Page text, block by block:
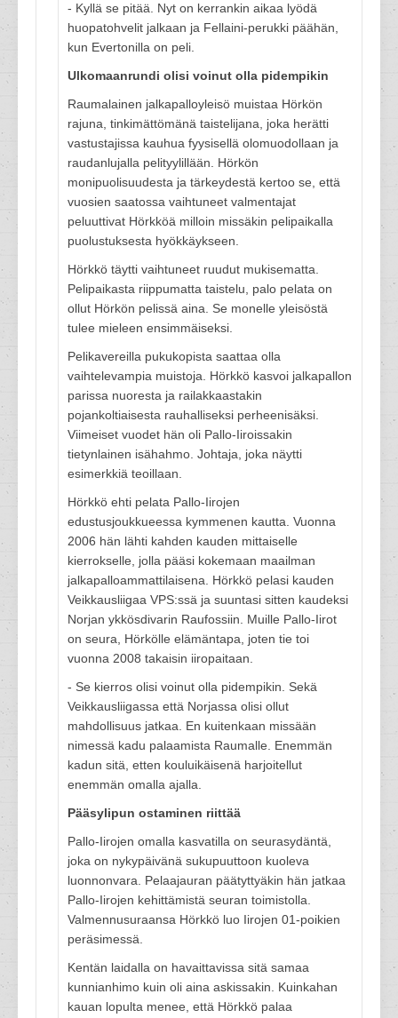
- Kyllä se pitää. Nyt on kerrankin aikaa lyödä
huopatohvelit jalkaan ja Fellaini-perukki päähän,
kun Evertonilla on peli.
Ulkomaanrundi olisi voinut olla pidempikin
Raumalainen jalkapalloyleisö muistaa Hörkön
rajuna, tinkimättömänä taistelijana, joka herätti
vastustajissa kauhua fyysisellä olomuodollaan ja
raudanlujalla pelityylillään. Hörkön
monipuolisuudesta ja tärkeydestä kertoo se, että
vuosien saatossa vaihtuneet valmentajat
peluuttivat Hörkköä milloin missäkin pelipaikalla
puolustuksesta hyökkäykseen.
Hörkkö täytti vaihtuneet ruudut mukisematta.
Pelipaikasta riippumatta taistelu, palo pelata on
ollut Hörkön pelissä aina. Se monelle yleisöstä
tulee mieleen ensimmäiseksi.
Pelikavereilla pukukopista saattaa olla
vaihtelevampia muistoja. Hörkkö kasvoi jalkapallon
parissa nuoresta ja railakkaastakin
pojankoltiaisesta rauhalliseksi perheenisäksi.
Viimeiset vuodet hän oli Pallo-Iiroissakin
tietynlainen isähahmo. Johtaja, joka näytti
esimerkkiä teoillaan.
Hörkkö ehti pelata Pallo-Iirojen
edustusjoukkueessa kymmenen kautta. Vuonna
2006 hän lähti kahden kauden mittaiselle
kierrokselle, jolla pääsi kokemaan maailman
jalkapalloammattilaisena. Hörkkö pelasi kauden
Veikkausliigaa VPS:ssä ja suuntasi sitten kaudeksi
Norjan ykkösdivarin Raufossiin. Muille Pallo-Iirot
on seura, Hörkölle elämäntapa, joten tie toi
vuonna 2008 takaisin iiropaitaan.
- Se kierros olisi voinut olla pidempikin. Sekä
Veikkausliigassa että Norjassa olisi ollut
mahdollisuus jatkaa. En kuitenkaan missään
nimessä kadu palaamista Raumalle. Enemmän
kadun sitä, etten kouluikäisenä harjoitellut
enemmän omalla ajalla.
Pääsylipun ostaminen riittää
Pallo-Iirojen omalla kasvatilla on seurasydäntä,
joka on nykypäivänä sukupuuttoon kuoleva
luonnonvara. Pelaajauran päätyttyäkin hän jatkaa
Pallo-Iirojen kehittämistä seuran toimistolla.
Valmennusuraansa Hörkkö luo Iirojen 01-poikien
peräsimessä.
Kentän laidalla on havaittavissa sitä samaa
kunnianhimo kuin oli aina askissakin. Kuinkahan
kauan lopulta menee, että Hörkkö palaa